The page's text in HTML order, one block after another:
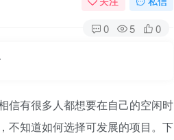
0 5 0
信有很多人都想要在自己的空闲时
不知道如何选择可发展的项目。下